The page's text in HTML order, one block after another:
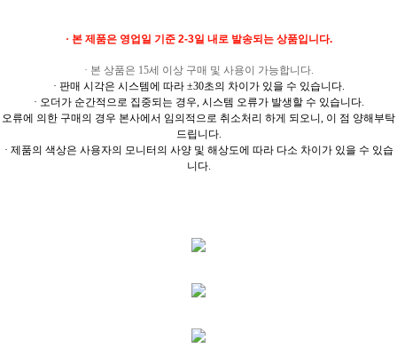
· 본 제품은 영업일 기준 2-3일 내로 발송되는 상품입니다.
· 본 상품은 15세 이상 구매 및 사용이 가능합니다.
· 판매 시각은 시스템에 따라 ±30초의 차이가 있을 수 있습니다.
· 오더가 순간적으로 집중되는 경우, 시스템 오류가 발생할 수 있습니다.
오류에 의한 구매의 경우 본사에서 임의적으로 취소처리 하게 되오니, 이 점 양해부탁
드립니다.
· 제품의 색상은 사용자의 모니터의 사양 및 해상도에 따라 다소 차이가 있을 수 있습
니다.